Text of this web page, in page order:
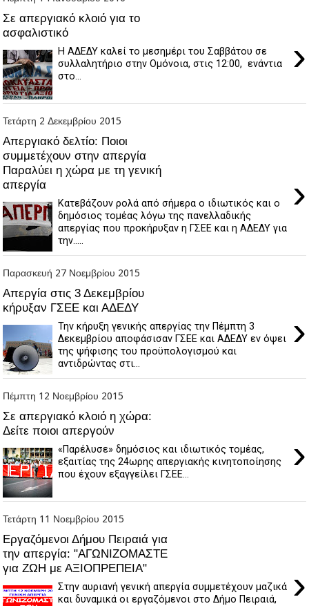
Σε απεργιακό κλοιό για το
ασφαλιστικό
›
Η ΑΔΕΔΥ καλεί το μεσημέρι του Σαββάτου σε
συλλαλητήριο στην Ομόνοια, στις 12:00, ενάντια
στο...
Τετάρτη 2 Δεκεμβρίου 2015
Απεργιακό δελτίο: Ποιοι
συμμετέχουν στην απεργία
Παραλύει η χώρα με τη γενική
απεργία
›
Κατεβάζουν ρολά από σήμερα ο ιδιωτικός και ο
δημόσιος τομέας λόγω της πανελλαδικής
απεργίας που προκήρυξαν η ΓΣΕΕ και η ΑΔΕΔΥ για
την.....
Παρασκευή 27 Νοεμβρίου 2015
Απεργία στις 3 Δεκεμβρίου
κήρυξαν ΓΣΕΕ και ΑΔΕΔΥ
›
Την κήρυξη γενικής απεργίας την Πέμπτη 3
Δεκεμβρίου αποφάσισαν ΓΣΕΕ και ΑΔΕΔΥ εν όψει
της ψήφισης του προϋπολογισμού και
αντιδρώντας στι...
Πέμπτη 12 Νοεμβρίου 2015
Σε απεργιακό κλοιό η χώρα:
Δείτε ποιοι απεργούν
›
«Παρέλυσε» δημόσιος και ιδιωτικός τομέας,
εξαιτίας της 24ωρης απεργιακής κινητοποίησης
που έχουν εξαγγείλει ΓΣΕΕ...
Τετάρτη 11 Νοεμβρίου 2015
Εργαζόμενοι Δήμου Πειραιά για
την απεργία: "ΑΓΩΝΙΖΟΜΑΣΤΕ
για ΖΩΗ με ΑΞΙΟΠΡΕΠΕΙΑ"
›
Στην αυριανή γενική απεργία συμμετέχουν μαζικά
και δυναμικά οι εργαζόμενοι στο Δήμο Πειραιά,